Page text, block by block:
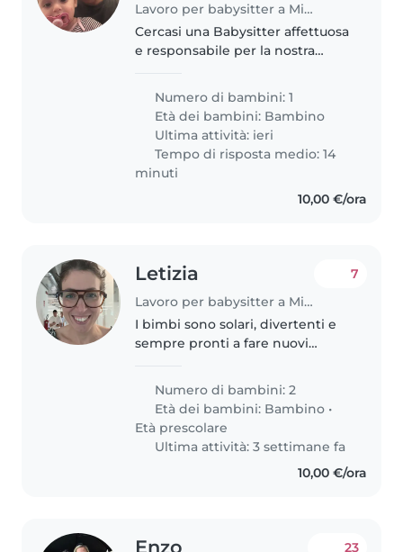
Lavoro per babysitter a Milano
Cercasi una Babysitter affettuosa
e responsabile per la nostra
sempre allegra e vitale.
Preferiamo una persona che
sappia gestire con dolcezza e
fantasia il..
Numero di bambini: 1
Età dei bambini: Bambino
Ultima attività: ieri
Tempo di risposta medio: 14
minuti
10,00 €/ora
Letizia
Lavoro per babysitter a Milano
7
I bimbi sono solari, divertenti e
sempre pronti a fare nuovi
solare e stiamo cercaqndo
qualcuno da "includere" nella
famiglia.
Numero di bambini: 2
Età dei bambini: Bambino •
Età prescolare
Ultima attività: 3 settimane fa
10,00 €/ora
Enzo 23